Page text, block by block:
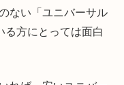
ない「ユニバーサル
る方にとっては面白